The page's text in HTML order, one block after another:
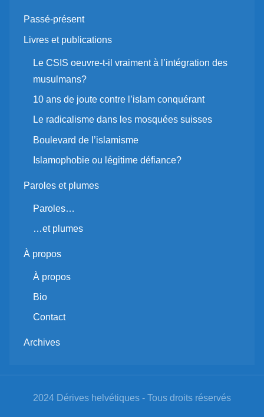
Passé-présent
Livres et publications
Le CSIS oeuvre-t-il vraiment à l’intégration des
musulmans?
10 ans de joute contre l’islam conquérant
Le radicalisme dans les mosquées suisses
Boulevard de l’islamisme
Islamophobie ou légitime défiance?
Paroles et plumes
Paroles…
…et plumes
À propos
À propos
Bio
Contact
Archives
2024 Dérives helvétiques - Tous droits réservés